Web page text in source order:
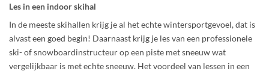
Les in een indoor skihal
In de meeste skihallen krijg je al het echte wintersportgevoel, dat is
alvast een goed begin! Daarnaast krijg je les van een professionele
ski- of snowboardinstructeur op een piste met sneeuw wat
vergelijkbaar is met echte sneeuw. Het voordeel van lessen in een